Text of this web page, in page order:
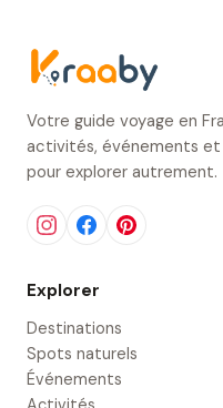
Votre guide voyage en
activités, événements et
pour explorer autrement.
Explorer
Destinations
Spots naturels
Événements